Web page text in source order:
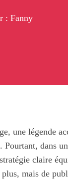
: Fanny
une légende
dans
claire
mais de